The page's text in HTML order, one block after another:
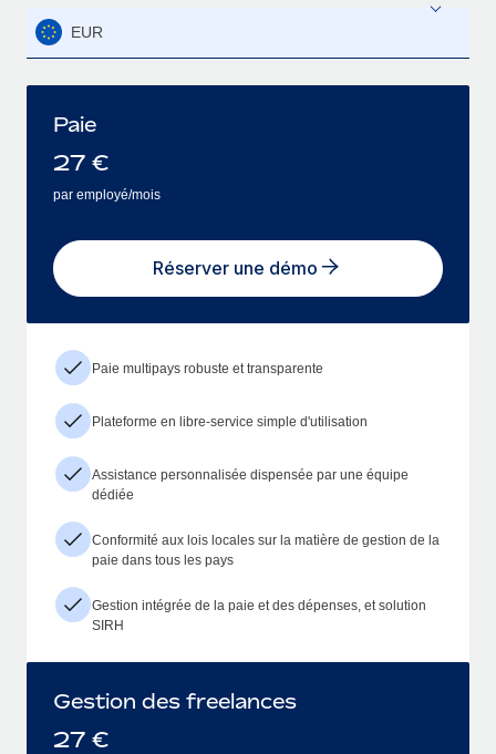
EUR
Paie
27 €
par employé/mois
Réserver une démo
Paie multipays robuste et transparente
Plateforme en libre-service simple d'utilisation
Assistance personnalisée dispensée par une équipe
dédiée
Conformité aux lois locales sur la matière de gestion de la
paie dans tous les pays
Gestion intégrée de la paie et des dépenses, et solution
SIRH
Gestion des freelances
27 €